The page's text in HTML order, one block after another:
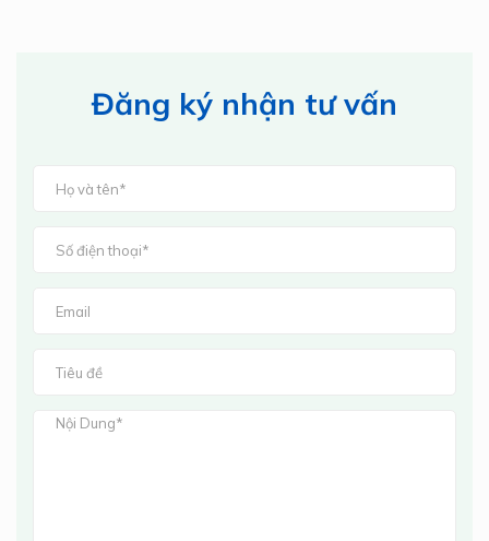
Đăng ký nhận tư vấn